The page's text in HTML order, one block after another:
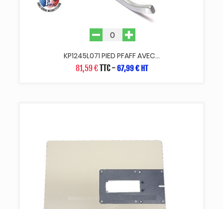
KP1245L071 PIED PFAFF AVEC...
81,59 €TTC-67,99 € HT